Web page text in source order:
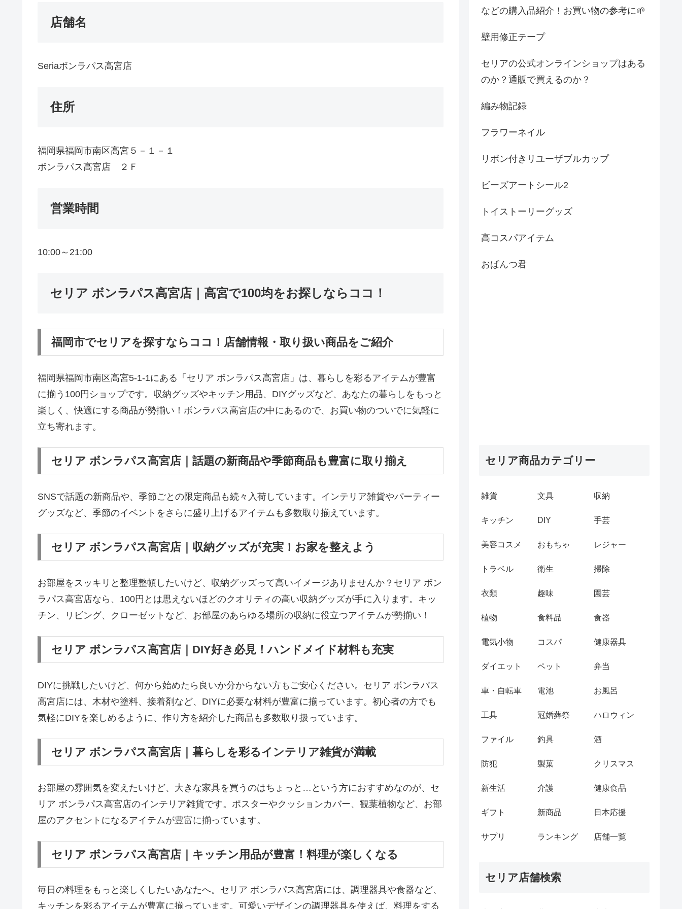
店舗名
Seriaボンラパス高宮店
住所
福岡県福岡市南区高宮５－１－１
ボンラパス高宮店 ２Ｆ
営業時間
10:00～21:00
セリア ボンラパス高宮店｜高宮で100均をお探しならココ！
福岡市でセリアを探すならココ！店舗情報・取り扱い商品をご紹介
福岡県福岡市南区高宮5-1-1にある「セリア ボンラパス高宮店」は、暮らしを彩るアイテムが豊富
に揃う100円ショップです。収納グッズやキッチン用品、DIYグッズなど、あなたの暮らしをもっと
楽しく、快適にする商品が勢揃い！ボンラパス高宮店の中にあるので、お買い物のついでに気軽に
立ち寄れます。
セリア ボンラパス高宮店｜話題の新商品や季節商品も豊富に取り揃え
SNSで話題の新商品や、季節ごとの限定商品も続々入荷しています。インテリア雑貨やパーティー
グッズなど、季節のイベントをさらに盛り上げるアイテムも多数取り揃えています。
セリア ボンラパス高宮店｜収納グッズが充実！お家を整えよう
お部屋をスッキリと整理整頓したいけど、収納グッズって高いイメージありませんか？セリア ボン
ラパス高宮店なら、100円とは思えないほどのクオリティの高い収納グッズが手に入ります。キッ
チン、リビング、クローゼットなど、お部屋のあらゆる場所の収納に役立つアイテムが勢揃い！
セリア ボンラパス高宮店｜DIY好き必見！ハンドメイド材料も充実
DIYに挑戦したいけど、何から始めたら良いか分からない方もご安心ください。セリア ボンラパス
高宮店には、木材や塗料、接着剤など、DIYに必要な材料が豊富に揃っています。初心者の方でも
気軽にDIYを楽しめるように、作り方を紹介した商品も多数取り扱っています。
セリア ボンラパス高宮店｜暮らしを彩るインテリア雑貨が満載
お部屋の雰囲気を変えたいけど、大きな家具を買うのはちょっと…という方におすすめなのが、セ
リア ボンラパス高宮店のインテリア雑貨です。ポスターやクッションカバー、観葉植物など、お部
屋のアクセントになるアイテムが豊富に揃っています。
セリア ボンラパス高宮店｜キッチン用品が豊富！料理が楽しくなる
毎日の料理をもっと楽しくしたいあなたへ。セリア ボンラパス高宮店には、調理器具や食器など、
キッチンを彩るアイテムが豊富に揃っています。可愛いデザインの調理器具を使えば、料理をする
などの購入品紹介！お買い物の参考に🌱
壁用修正テープ
セリアの公式オンラインショップはある
のか？通販で買えるのか？
編み物記録
フラワーネイル
リボン付きリユーザブルカップ
ビーズアートシール2
トイストーリーグッズ
高コスパアイテム
おぱんつ君
セリア商品カテゴリー
雑貨 文具 収納
キッチン DIY 手芸
美容コスメ おもちゃ レジャー
トラベル 衛生 掃除
衣類 趣味 園芸
植物 食料品 食器
電気小物 コスパ 健康器具
ダイエット ペット 弁当
車・自転車 電池 お風呂
工具 冠婚葬祭 ハロウィン
ファイル 釣具 酒
防犯 製菓 クリスマス
新生活 介護 健康食品
ギフト 新商品 日本応援
サプリ ランキング 店舗一覧
セリア店舗検索